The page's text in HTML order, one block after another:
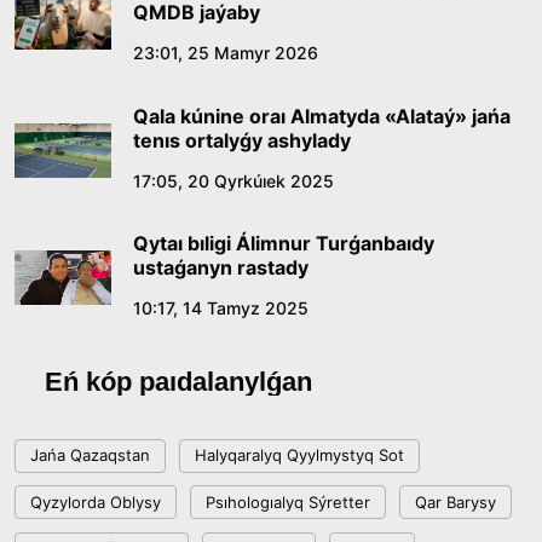
Qazaq tilindegi «qut» konseptisiniń
09:21, 21 Shilde 2026
Abaıdyń adam tárbıesi týraly kózqarastarynyń
18:59, 20 Shilde 2026
álde básekelesi me?
Ulttyq arhıvtiń ashylǵanyna 20 jyl: negizgi
jetistikteri men damý baǵyty
QMDB jaýaby
23:01, 25 Mamyr 2026
Qala kúnine oraı Almatyda «Alataý» jańa
tenıs ortalyǵy ashylady
17:05, 20 Qyrkúıek 2025
Qytaı bıligi Álimnur Turǵanbaıdy
ustaǵanyn rastady
10:17, 14 Tamyz 2025
Eń kóp paıdalanylǵan
Jańa Qazaqstan Halyqaralyq Qyylmystyq Sot
Qyzylorda Oblysy Psıhologıalyq Sýretter Qar Barysy